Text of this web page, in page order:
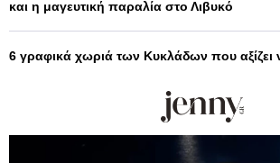
και η μαγευτική παραλία στο Λιβυκό
6 γραφικά χωριά των Κυκλάδων που αξίζει